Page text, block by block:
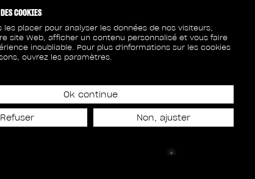
COOKIES
les placer pour analyser les données de nos visiteurs,
site Web, afficher un contenu personnalisé et vous faire
inoubliable. Pour plus d'informations sur les cookies
ouvrez les paramètres.
Ok continue
Refuser Non, ajuster